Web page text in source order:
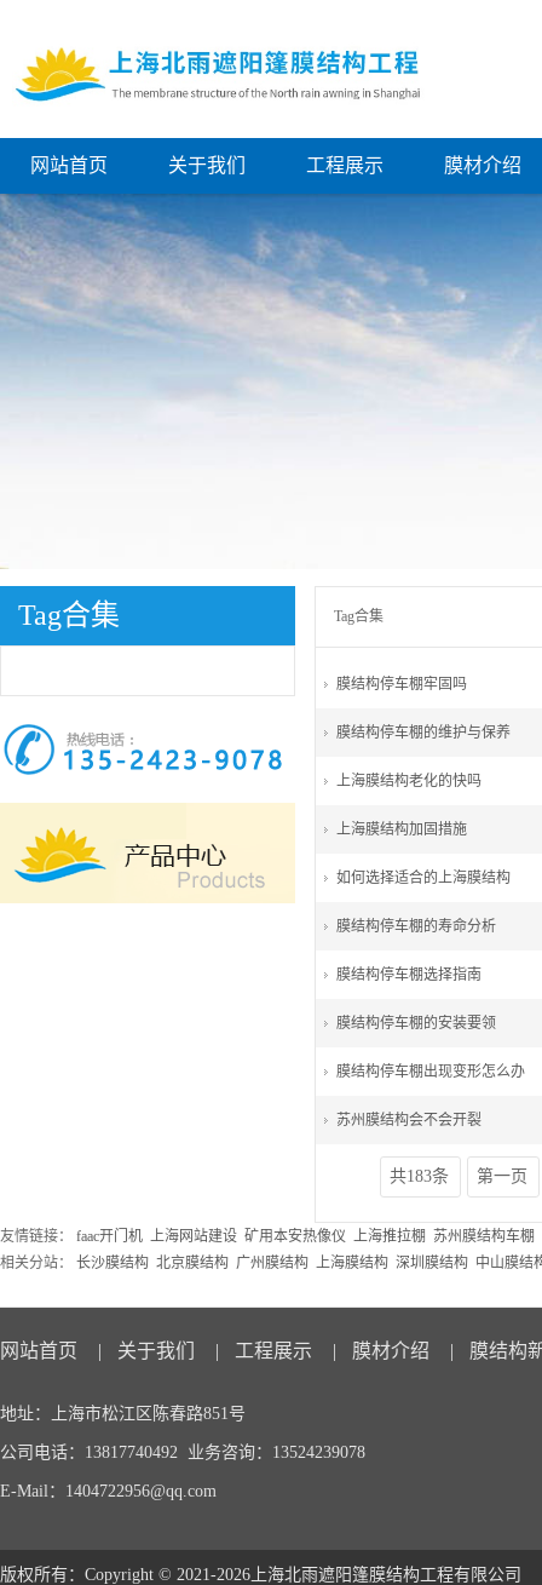
网站首页 关于我们 工程展示 膜材介绍
Tag合集 Tag合集
膜结构停车棚牢固吗
膜结构停车棚的维护与保养
上海膜结构老化的快吗
上海膜结构加固措施
如何选择适合的上海膜结构
膜结构停车棚的寿命分析
膜结构停车棚选择指南
膜结构停车棚的安装要领
膜结构停车棚出现变形怎么办
苏州膜结构会不会开裂
共183条 第一页
友情链接： faac开门机 上海网站建设 矿用本安热像仪 上海推拉棚 苏州膜结构车棚
相关分站： 长沙膜结构 北京膜结构 广州膜结构 上海膜结构 深圳膜结构 中山膜结
网站首页 | 关于我们 | 工程展示 | 膜材介绍 | 膜结构
地址：上海市松江区陈春路851号
公司电话：13817740492 业务咨询：13524239078
E-Mail：1404722956@qq.com
版权所有：Copyright © 2021-2026上海北雨遮阳篷膜结构工程有限公司